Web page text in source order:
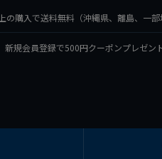
の購入で送料無料（沖縄県、離島、一部
新規会員登録で500円クーポンプレゼン